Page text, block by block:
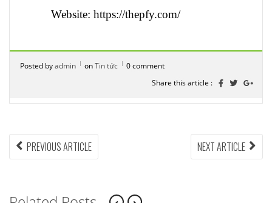
Website: https://thepfy.com/
Posted byadmin onTin tức
0 comment
Share this article :
Điều
PREVIOUS ARTICLEPREVIOUS
ARTICLE:
NEXT ARTICLE